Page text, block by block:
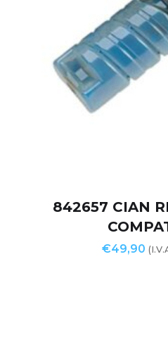
842657 CIAN
€49,90